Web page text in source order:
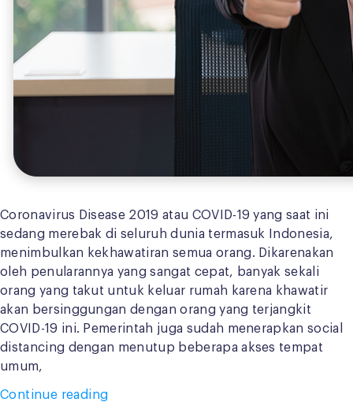
Coronavirus Disease 2019 atau COVID-19 yang saat ini
sedang merebak di seluruh dunia termasuk Indonesia,
menimbulkan kekhawatiran semua orang. Dikarenakan
oleh penularannya yang sangat cepat, banyak sekali
orang yang takut untuk keluar rumah karena khawatir
akan bersinggungan dengan orang yang terjangkit
COVID-19 ini. Pemerintah juga sudah menerapkan social
distancing dengan menutup beberapa akses tempat
umum,
Continue reading“Mau